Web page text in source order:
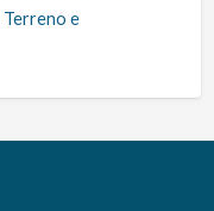
Terreno e